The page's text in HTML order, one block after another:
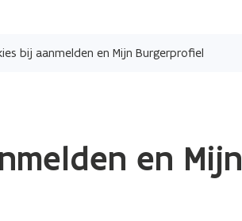
bij aanmelden en Mijn Burgerprofiel
en Mijn